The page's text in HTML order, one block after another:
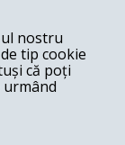
dusmani de
nostru
tip cookie
că poți
urmând